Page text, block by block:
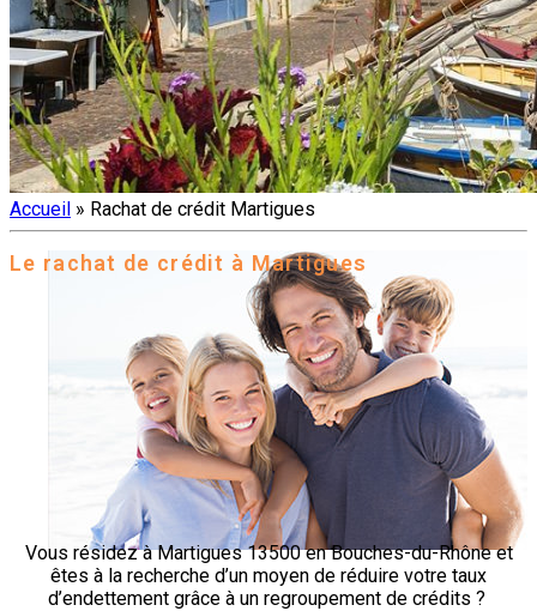
Accueil » Rachat de crédit Martigues
Le rachat de crédit à Martigues
Vous résidez à Martigues 13500 en Bouches-du-Rhône et
êtes à la recherche d’un moyen de réduire votre taux
d’endettement grâce à un regroupement de crédits ?